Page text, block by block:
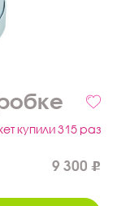
купили 315 раз
9 300